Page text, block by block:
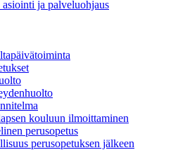
asiointi ja palveluohjaus
kouluun ilmoittaminen
perusopetus
perusopetuksen jälkeen